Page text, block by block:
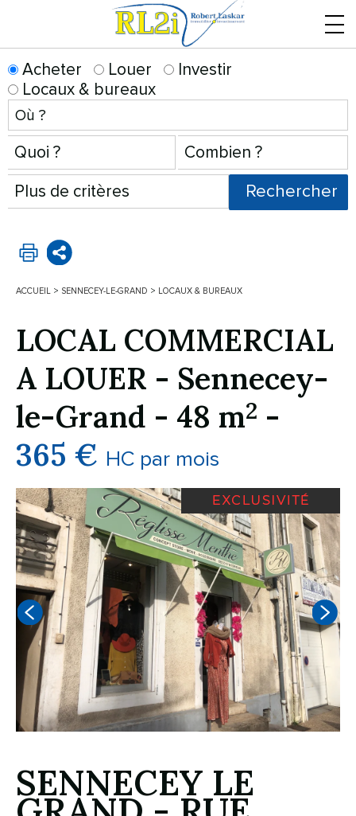
Acheter Louer
Investir
Locaux & bureaux
ACCUEIL > SENNECEY-LE-GRAND > LOCAUX & BUREAUX
LOCAL COMMERCIAL
A LOUER - Sennecey-
le-Grand - 48 m2 -
365 € HC par mois
SENNECEY LE